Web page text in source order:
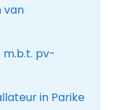
van
m.b.t. pv-
in Parike